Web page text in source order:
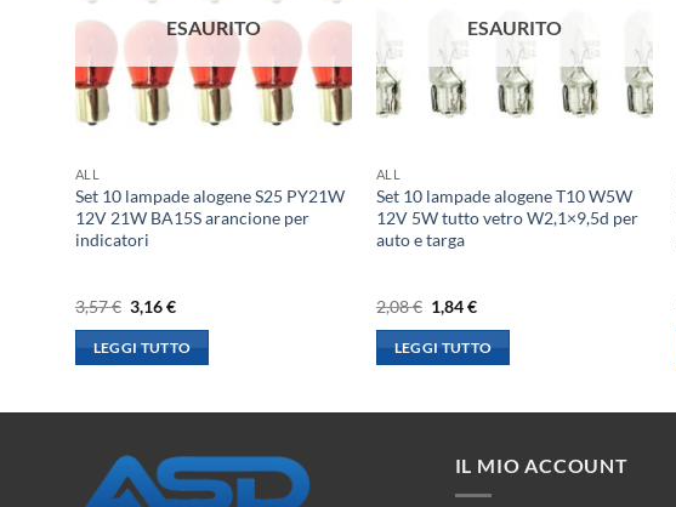
ESAURITO
ALL
Set 10 lampade alogene S25 PY21W
12V 21W BA15S arancione per
indicatori
3,57€ Il
prezzo
originale
era:
3,16€Il
attuale
è:
LEGGI TUTTO
ESAURITO
ALL
Set 10 lampade alogene T10 W5W
12V 5W tutto vetro W2,1×9,5d per
auto e targa
2,08€ Il
prezzo
originale
era:
1,84€Il
attuale
è:
LEGGI TUTTO
IL MIO ACCOUNT